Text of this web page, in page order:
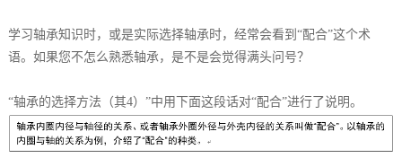
学习轴承知识时，或是实际选择轴承时，经常会看到“配合”这个术
语。如果您不怎么熟悉轴承，是不是会觉得满头问号？
“轴承的选择方法（其4）”中用下面这段话对“配合”进行了说明。